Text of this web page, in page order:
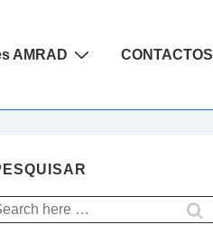
AMRAD CONTACTOS